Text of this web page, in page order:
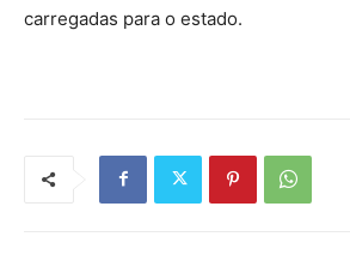
carregadas para o estado.